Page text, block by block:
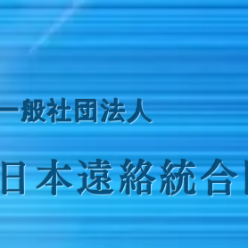
般社団法人
本遠絡統